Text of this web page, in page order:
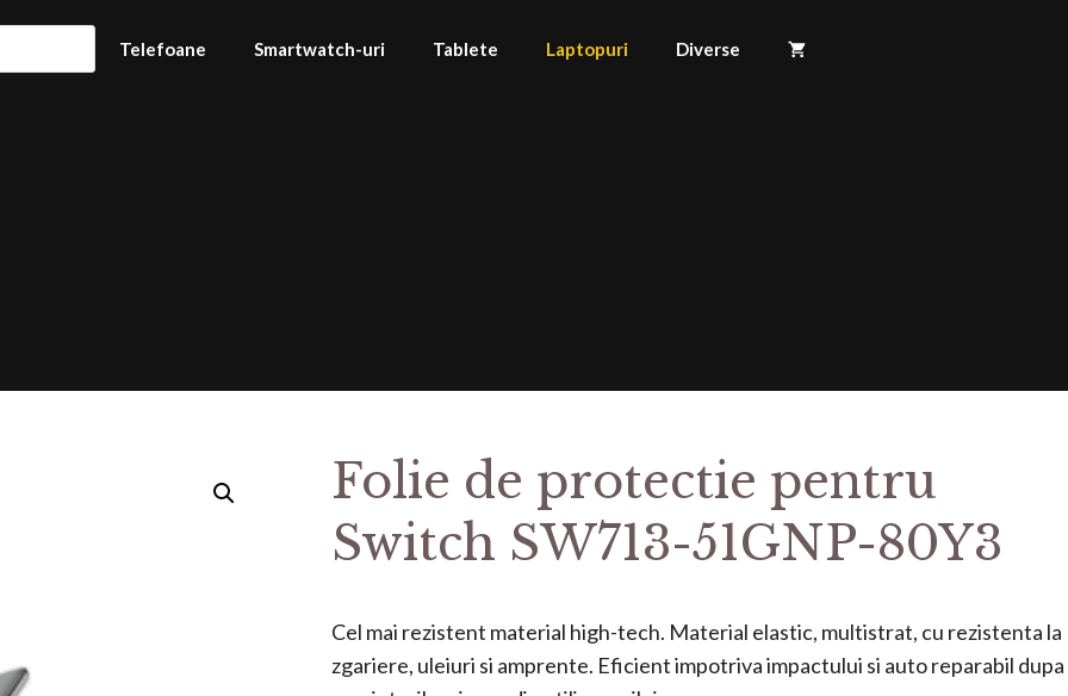
Telefoane Smartwatch-uri Tablete Laptopuri Diverse
Folie de protectie pentru
Switch SW713-51GNP-80Y3
Cel mai rezistent material high-tech. Material elastic, multistrat, cu rezistenta la
zgariere, uleiuri si amprente. Eficient impotriva impactului si auto reparabil dupa